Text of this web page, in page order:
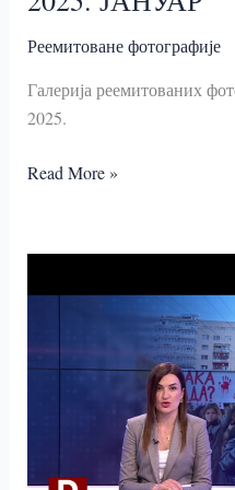
Реемитоване фотографије
Галерија реемитованих
2025.
2025.
Read More »